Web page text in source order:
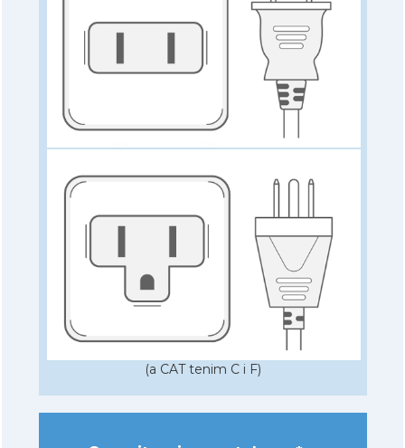
(a CAT tenim C i F)